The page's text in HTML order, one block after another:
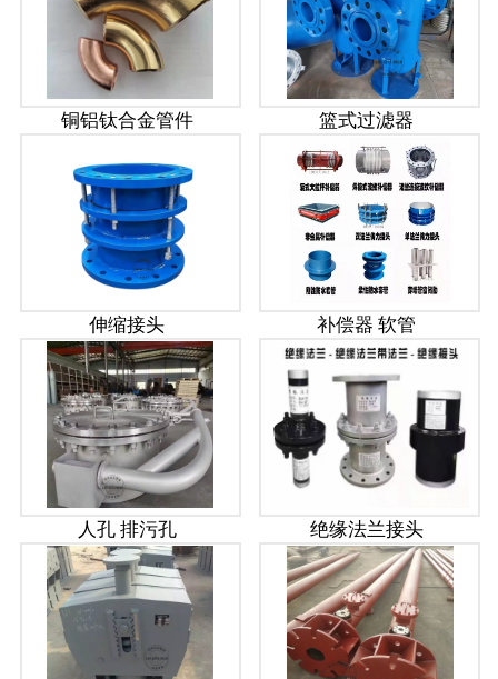
铜铝钛合金管件 篮式过滤器
伸缩接头 补偿器 软管
人孔 排污孔 绝缘法兰接头